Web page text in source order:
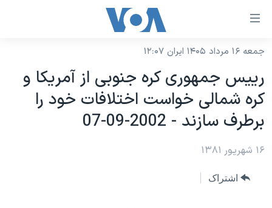
لینکهای
دسترسی
جهش
به
محتوای
اصلی
به
صفحه
نسخه سبک وب‌سایت
موضوع ها
ایران
آمریکا
جهان
برنامه های تلویزیونی
جدول برنامه ها
صفحه‌های ویژه
جمعه ۱۶ مرداد ۱۴۰۵ ایران ۱۲:۰۷
رييس جمهوری کره جنوبی از آمريکا و
کره شمالی خواست اختلافات خود را
برطرف سازند - 2002-09-07
۱۶ شهریور ۱۳۸۱
اشتراک